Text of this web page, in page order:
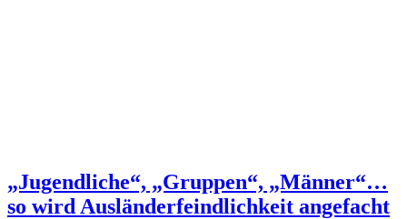
„Jugendliche“, „Gruppen“, „Männer“…
so wird Ausländerfeindlichkeit angefacht